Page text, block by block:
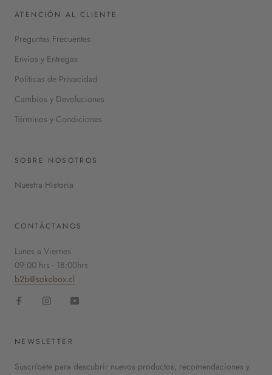
ATENCIÓN AL CLIENTE
Preguntas Frecuentes
Envíos y Entregas
Políticas de Privacidad
Cambios y Devoluciones
Términos y Condiciones
SOBRE NOSOTROS
Nuestra Historia
CONTÁCTANOS
Lunes a Viernes
09:00 hrs - 18:00hrs
b2b@sokobox.cl
NEWSLETTER
Suscríbete para descubrir nuevos productos, recomendaciones y